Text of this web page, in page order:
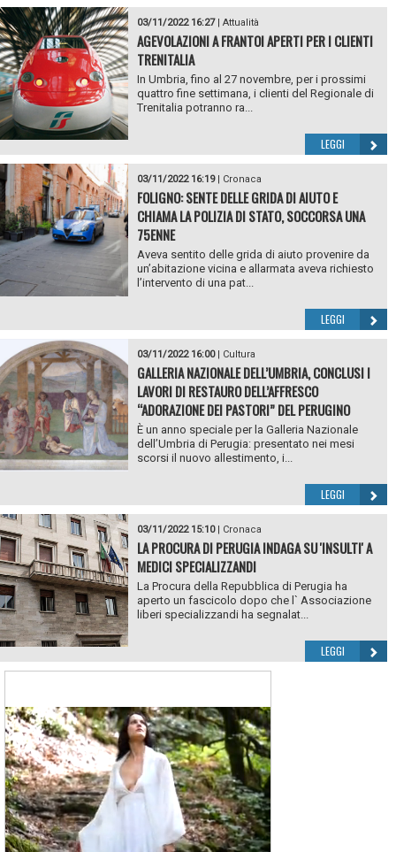
03/11/2022 16:27| Attualità
AGEVOLAZIONI A FRANTOI APERTI PER I CLIENTI
TRENITALIA
In Umbria, fino al 27 novembre, per i prossimi
quattro fine settimana, i clienti del Regionale di
Trenitalia potranno ra...
LEGGI
03/11/2022 16:19| Cronaca
FOLIGNO: SENTE DELLE GRIDA DI AIUTO E
CHIAMA LA POLIZIA DI STATO, SOCCORSA UNA
75ENNE
Aveva sentito delle grida di aiuto provenire da
un’abitazione vicina e allarmata aveva richiesto
l’intervento di una pat...
LEGGI
03/11/2022 16:00| Cultura
GALLERIA NAZIONALE DELL’UMBRIA, CONCLUSI I
LAVORI DI RESTAURO DELL’AFFRESCO
“ADORAZIONE DEI PASTORI” DEL PERUGINO
È un anno speciale per la Galleria Nazionale
dell’Umbria di Perugia: presentato nei mesi
scorsi il nuovo allestimento, i...
LEGGI
03/11/2022 15:10| Cronaca
LA PROCURA DI PERUGIA INDAGA SU 'INSULTI' A
MEDICI SPECIALIZZANDI
La Procura della Repubblica di Perugia ha
aperto un fascicolo dopo che l` Associazione
liberi specializzandi ha segnalat...
LEGGI